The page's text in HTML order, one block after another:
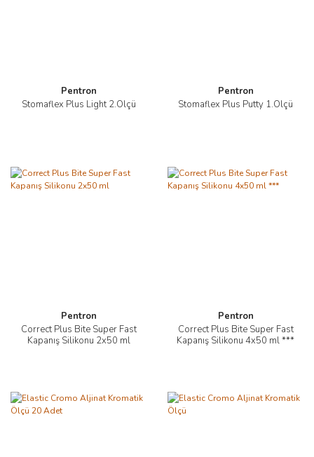
Pentron
Stomaflex Plus Light 2.Ölçü
Pentron
Stomaflex Plus Putty 1.Ölçü
Pentron
Correct Plus Bite Super Fast
Kapanış Silikonu 2x50 ml
Pentron
Correct Plus Bite Super Fast
Kapanış Silikonu 4x50 ml ***